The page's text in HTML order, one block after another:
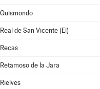
Quismondo
Real de San Vicente (El)
Recas
Retamoso de la Jara
Rielves